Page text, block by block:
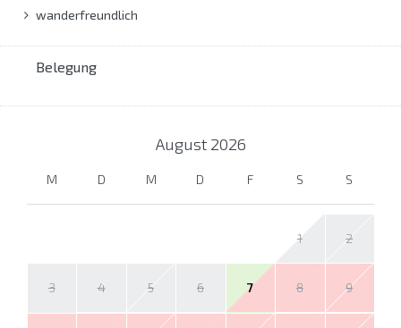
wanderfreundlich
Belegung
August 2026
M D M D F S S
1 2
3 4 5 6 7 8 9